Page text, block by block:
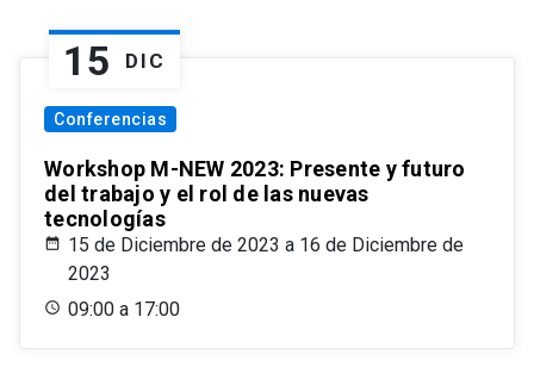
15 DIC
Conferencias
Workshop M-NEW 2023: Presente y futuro
del trabajo y el rol de las nuevas
tecnologías
15 de Diciembre de 2023 a 16 de Diciembre de
2023
09:00 a 17:00